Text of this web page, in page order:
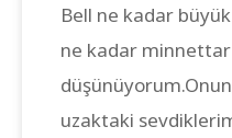
Bell ne kadar
ne kadar minnettar
uzaktaki